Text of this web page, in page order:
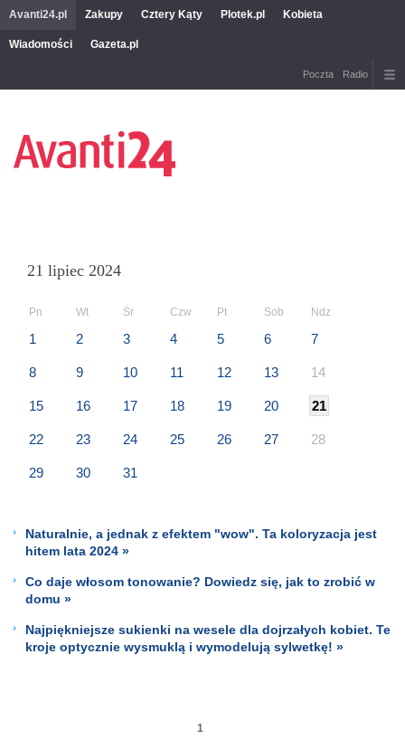
Avanti24.pl Zakupy Cztery Kąty Plotek.pl Kobieta
Wiadomości Gazeta.pl
Poczta Radio
21 lipiec 2024
Pn Wt Śr Czw Pt Sob Ndz
1 2 3 4 5 6 7
8 9 10 11 12 13 14
15 16 17 18 19 20 21
22 23 24 25 26 27 28
29 30 31
Naturalnie, a jednak z efektem "wow". Ta koloryzacja jest
hitem lata 2024 »
Co daje włosom tonowanie? Dowiedz się, jak to zrobić w
domu »
Najpiękniejsze sukienki na wesele dla dojrzałych kobiet. Te
kroje optycznie wysmuklą i wymodelują sylwetkę! »
1